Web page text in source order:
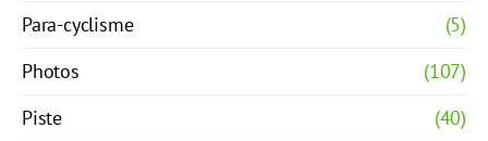
Para-cyclisme
(5)
Photos
(107)
Piste
(40)